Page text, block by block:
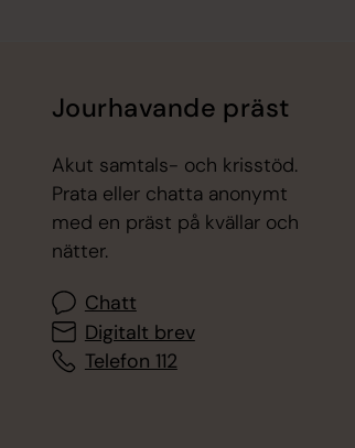
Jourhavande präst
Akut samtals- och krisstöd.
Prata eller chatta anonymt
med en präst på kvällar och
nätter.
Chatt
Digitalt brev
Telefon 112